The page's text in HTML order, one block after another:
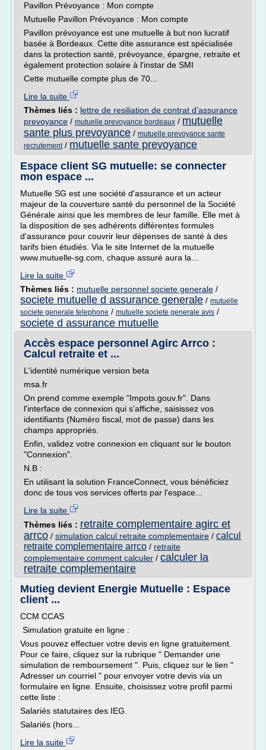
Pavillon Prévoyance : Mon compte
Mutuelle Pavillon Prévoyance : Mon compte
Pavillon prévoyance est une mutuelle à but non lucratif
basée à Bordeaux. Cette dite assurance est spécialisée
dans la protection santé, prévoyance, épargne, retraite et
également protection solaire à l'instar de SMI
Cette mutuelle compte plus de 70...
Lire la suite
Thèmes liés : lettre de resiliation de contrat d'assurance
prevoyance / mutuelle prevoyance bordeaux / mutuelle
sante plus prevoyance / mutuelle prevoyance sante
recrutement/ mutuelle sante prevoyance
Espace client SG mutuelle: se connecter
mon espace ...
Mutuelle SG est une société d'assurance et un acteur
majeur de la couverture santé du personnel de la Société
Générale ainsi que les membres de leur famille. Elle met à
la disposition de ses adhérents différentes formules
d'assurance pour couvrir leur dépenses de santé à des
tarifs bien étudiés. Via le site Internet de la mutuelle
www.mutuelle-sg.com, chaque assuré aura la...
Lire la suite
Thèmes liés : mutuelle personnel societe generale /
societe mutuelle d assurance generale / mutuelle
societe generale telephone / mutuelle societe generale avis /
societe d assurance mutuelle
Accès espace personnel Agirc Arrco :
Calcul retraite et ...
L'identité numérique version beta
msa.fr
On prend comme exemple "Impots.gouv.fr". Dans
l'interface de connexion qui s'affiche, saisissez vos
identifiants (Numéro fiscal, mot de passe) dans les
champs appropriés.
Enfin, validez votre connexion en cliquant sur le bouton
"Connexion".
N.B :
En utilisant la solution FranceConnect, vous bénéficiez
donc de tous vos services offerts par l'espace...
Lire la suite
Thèmes liés : retraite complementaire agirc et
arrco / simulation calcul retraite complementaire / calcul
retraite complementaire arrco / retraite
complementaire comment calculer / calculer la
retraite complementaire
Mutieg devient Energie Mutuelle : Espace
client ...
CCM CCAS
Simulation gratuite en ligne :
Vous pouvez effectuer votre devis en ligne gratuitement.
Pour ce faire, cliquez sur la rubrique " Demander une
simulation de remboursement ". Puis, cliquez sur le lien "
Adresser un courriel " pour envoyer votre devis via un
formulaire en ligne. Ensuite, choisissez votre profil parmi
cette liste :
Salariés statutaires des IEG.
Salariés (hors...
Lire la suite